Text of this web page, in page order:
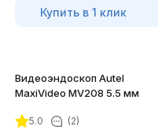
Купить в 1 клик
Видеоэндоскоп Autel
MaxiVideo MV208 5.5 мм
5.0 (2)